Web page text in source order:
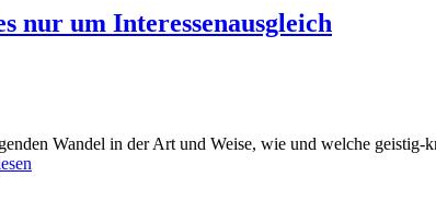
nur um Interessenausgleich
Wandel in der Art und Weise, wie und welche